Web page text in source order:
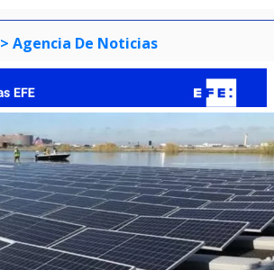
> Agencia De Noticias